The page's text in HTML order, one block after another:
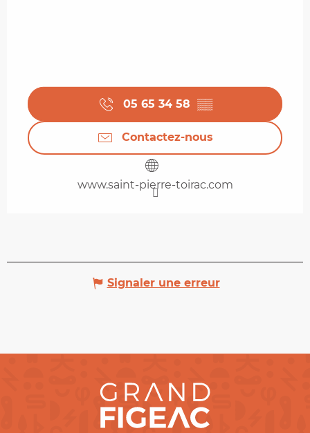
05 65 34 58 ▒▒
Contactez-nous
www.saint-pierre-toirac.com
Signaler une erreur